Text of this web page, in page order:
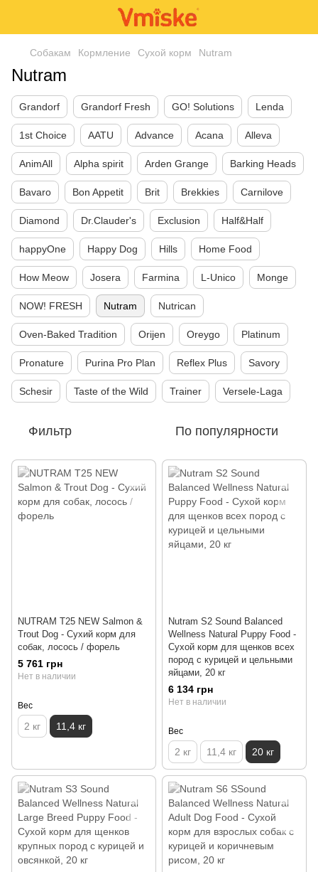
Собакам Кормление Сухой корм Nutram
Nutram
Grandorf Grandorf Fresh GO! Solutions Lenda
1st Choice AATU Advance Acana Alleva
AnimAll Alpha spirit Arden Grange Barking Heads
Bavaro Bon Appetit Brit Brekkies Carnilove
Diamond Dr.Clauder's Exclusion Half&Half
happyOne Happy Dog Hills Home Food
How Meow Josera Farmina L-Unico Monge
NOW! FRESH Nutram Nutrican
Oven-Baked Tradition Orijen Oreygo Platinum
Pronature Purina Pro Plan Reflex Plus Savory
Schesir Taste of the Wild Trainer Versele-Laga
Фильтр По популярности
NUTRAM T25 NEW Salmon &
Trout Dog - Сухий корм для
собак, лосось / форель
5 761 грн
Нет в наличии
Вес
2 кг 11,4 кг
Nutram S2 Sound Balanced
Wellness Natural Puppy Food -
Сухой корм для щенков всех
пород с курицей и цельными
яйцами, 20 кг
6 134 грн
Нет в наличии
Вес
2 кг 11,4 кг 20 кг